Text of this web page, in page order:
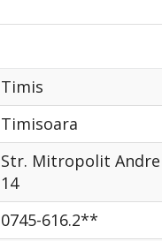
Timis
Timisoara
Str. Mitropolit
14
0745-616.2**